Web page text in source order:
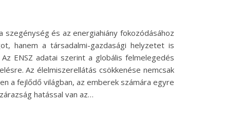
szegénység és az energiahiány fokozódásához
hanem a társadalmi-gazdasági helyzetet is
ENSZ adatai szerint a globális felmelegedés
Az élelmiszerellátás csökkenése nemcsak
a fejlődő világban, az emberek számára egyre
hatással van az…